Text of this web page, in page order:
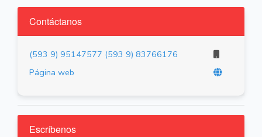
Contáctanos
(593 9) 95147577 (593 9) 83766176
Página web
Escríbenos